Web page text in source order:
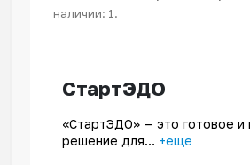
наличии: 1.
СтартЭДО
«СтартЭДО» — это готовое и
решение для… +еще